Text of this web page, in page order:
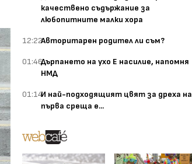
качествено съдържание за
любопитните малки хора
12:22Авторитарен родител ли съм?
01:46Дърпането на ухо Е насилие, напомня
НМД
01:14И най-подходящият цвят за дреха на
първа среща е...